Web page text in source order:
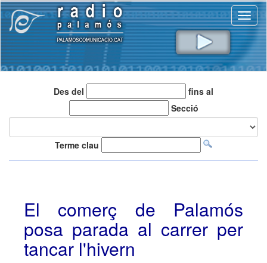
Des del
fins al
Secció
Terme clau
El comerç de Palamós
posa parada al carrer per
tancar l'hivern